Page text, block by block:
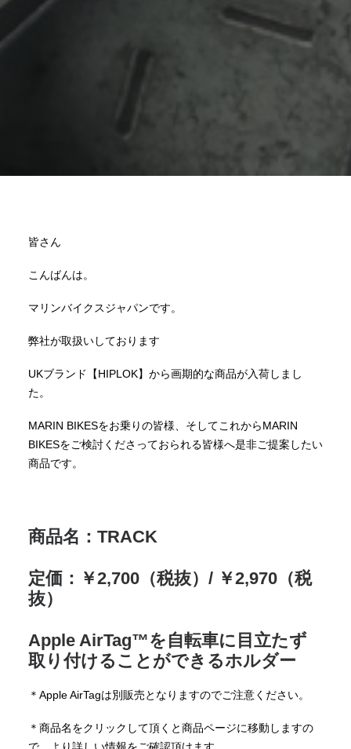
皆さん
こんばんは。
マリンバイクスジャパンです。
弊社が取扱いしております
UKブランド【HIPLOK】から画期的な商品が入荷しまし
た。
MARIN BIKESをお乗りの皆様、そしてこれからMARIN
BIKESをご検討くださっておられる皆様へ是非ご提案したい
商品です。
商品名：TRACK
定価：￥2,700（税抜）/ ￥2,970（税
抜）
Apple AirTag™を自転車に目立たず
取り付けることができるホルダー
＊Apple AirTagは別販売となりますのでご注意ください。
＊商品名をクリックして頂くと商品ページに移動しますの